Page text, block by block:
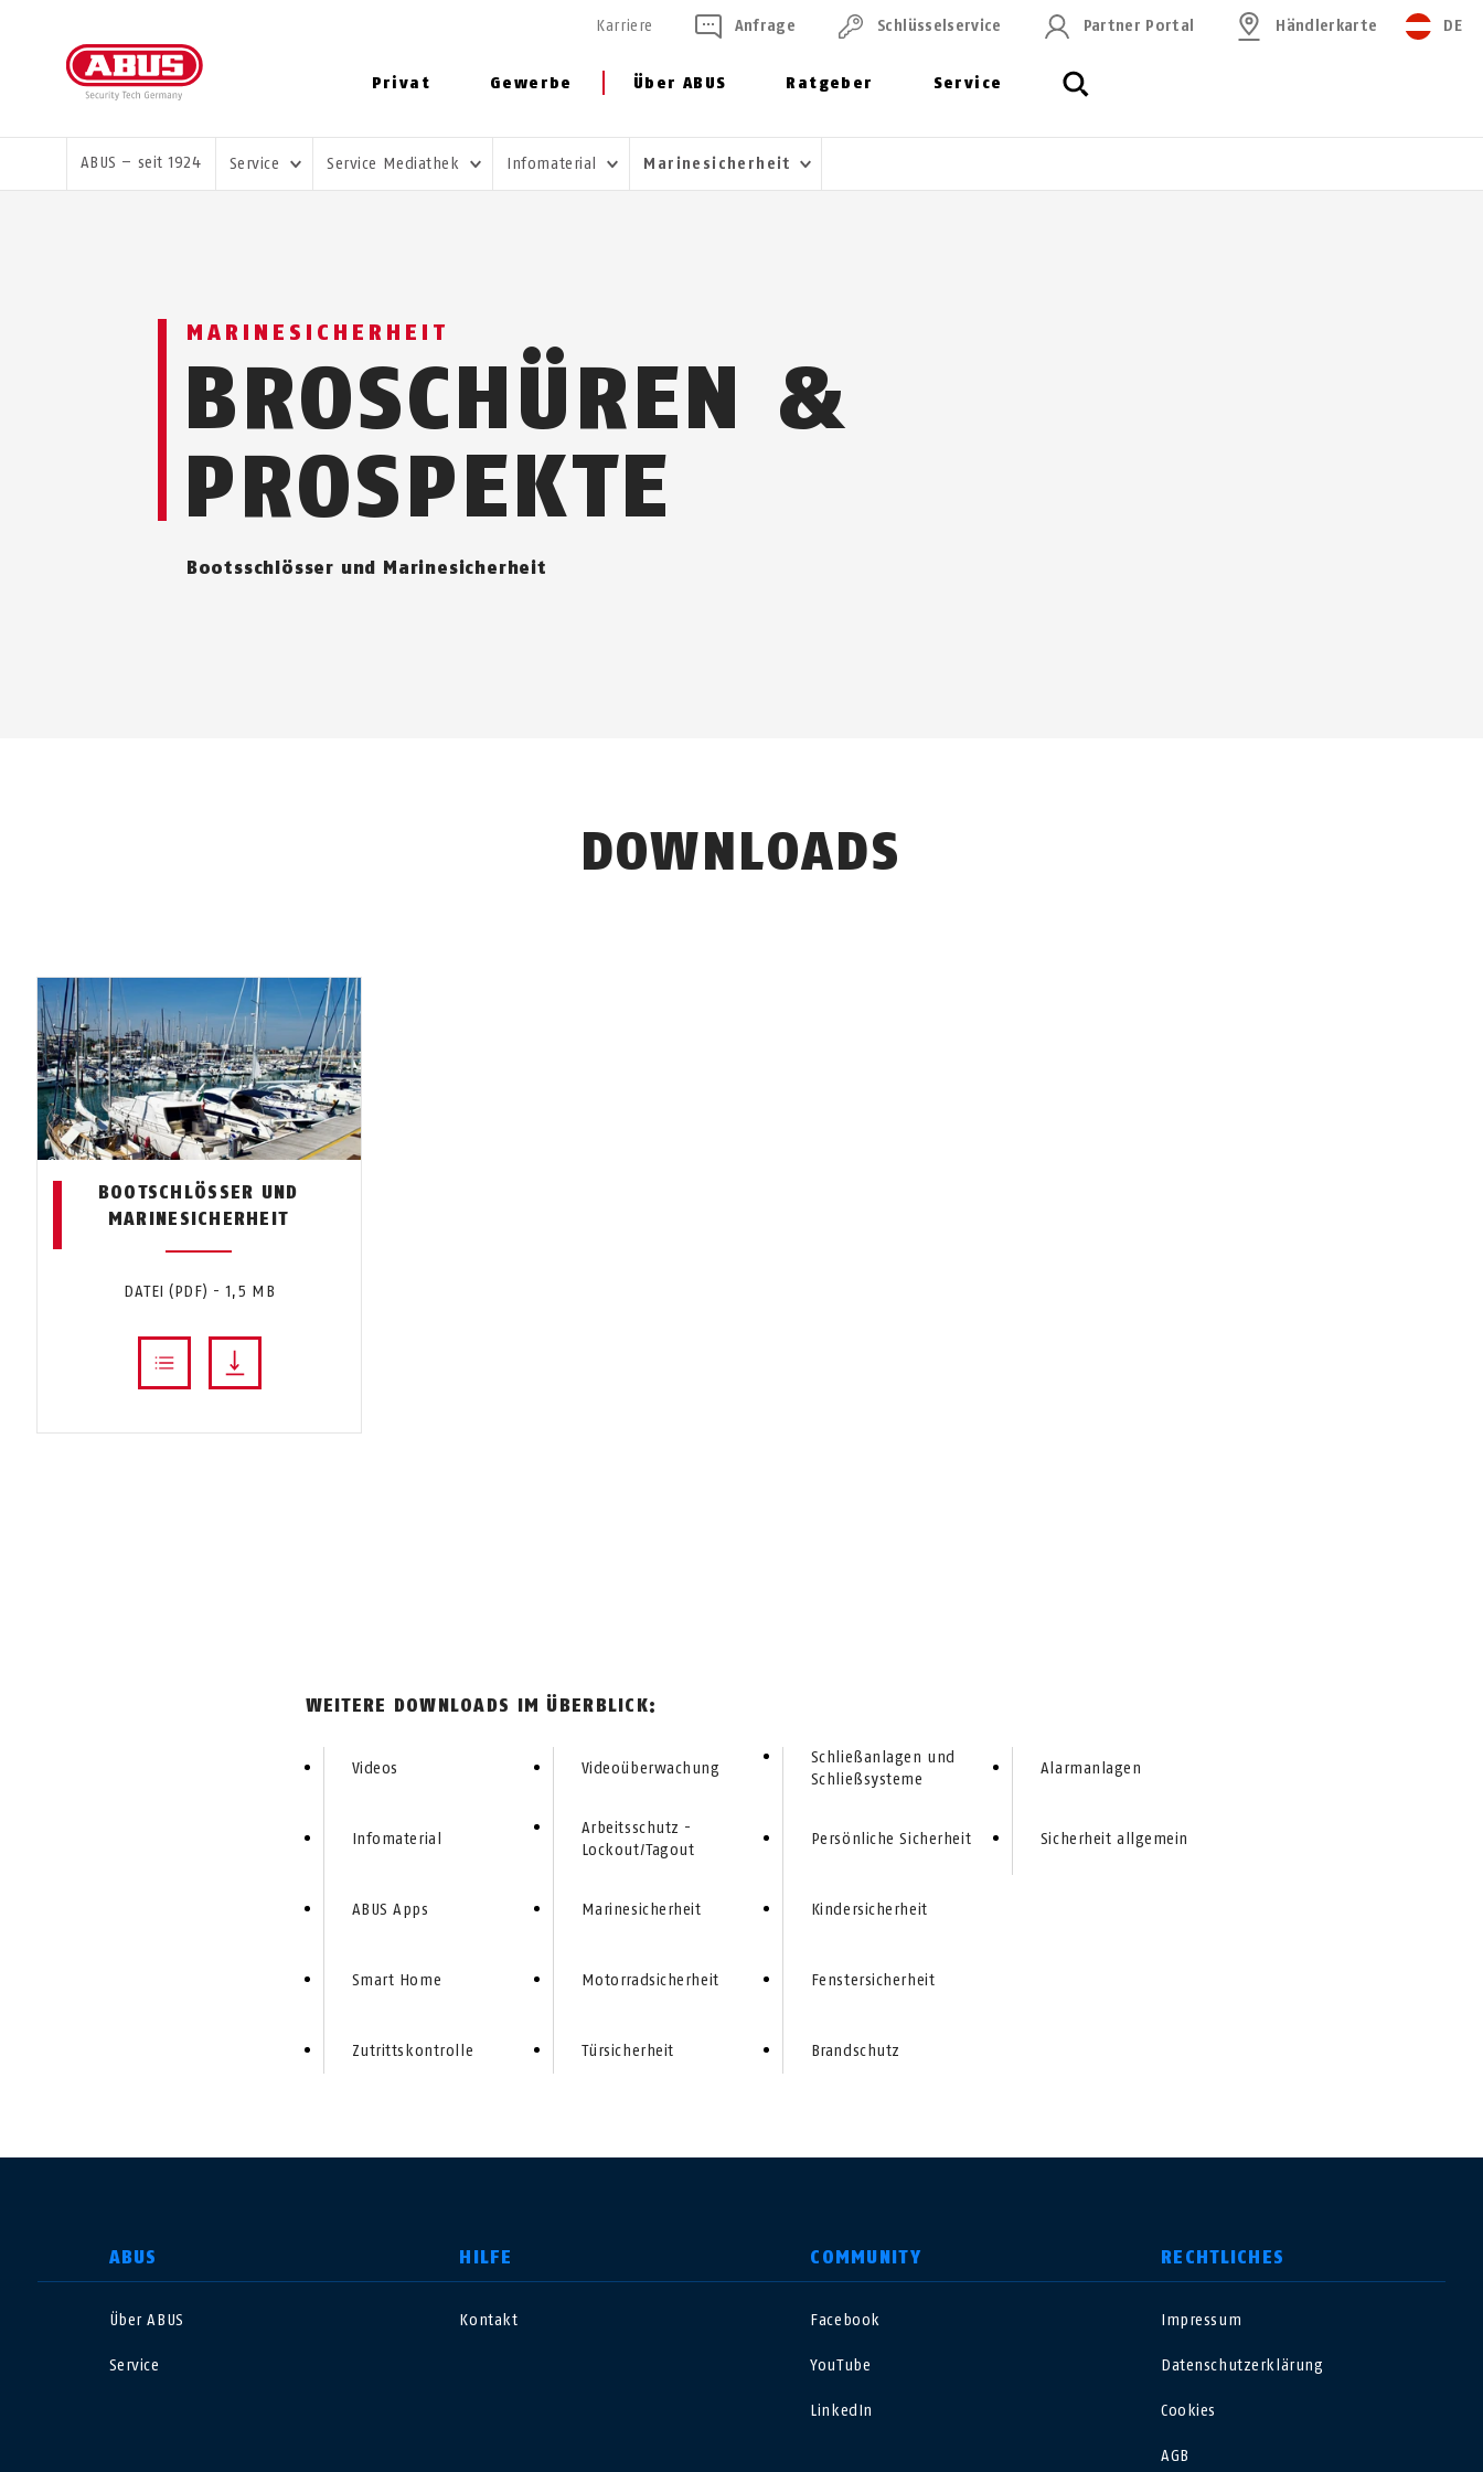
Privat Gewerbe Über ABUS Ratgeber Service
Karriere Anfrage Schlüssel­service Partner Portal Händlerkarte DE
SIE SIND HIER:
ABUS – seit 1924 Service Service Mediathek Infomaterial Marinesicherheit
MARINESICHERHEIT
BROSCHÜREN &
PROSPEKTE
Bootsschlösser und Marinesicherheit
DOWNLOADS
BOOTSCHLÖSSER UND
MARINESICHERHEIT
DATEI (PDF) - 1,5 MB
WEITERE DOWNLOADS IM ÜBERBLICK:
Videos
Infomaterial
ABUS Apps
Smart Home
Zutrittskontrolle
Videoüberwachung
Arbeitsschutz -
Lockout/Tagout
Marinesicherheit
Motorradsicherheit
Türsicherheit
Schließanlagen und
Schließsysteme
Persönliche Sicherheit
Kindersicherheit
Fenstersicherheit
Brandschutz
Alarmanlagen
Sicherheit allgemein
ABUS
Über ABUS
Service
HILFE
Kontakt
COMMUNITY
Facebook
YouTube
LinkedIn
RECHTLICHES
Impressum
Datenschutzerklärung
Cookies
AGB
LAND AUSWÄHLEN
Nederland Polska